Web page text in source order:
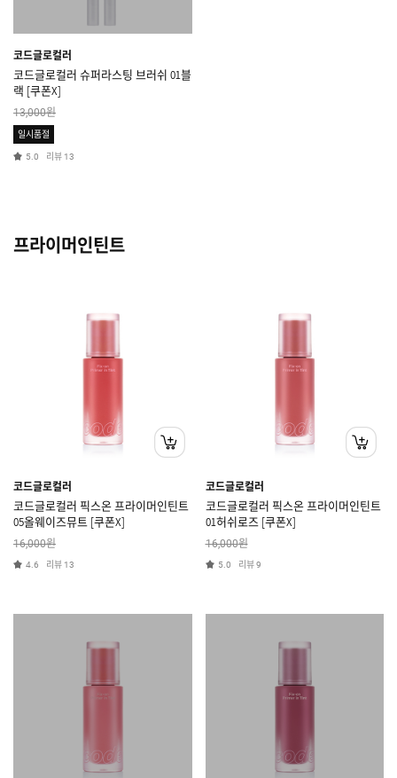
코드글로컬러
코드글로컬러 슈퍼라스팅 브러쉬 01블
랙 [쿠폰X]
13,000원
일시품절
5.0 리뷰 13
프라이머인틴트
코드글로컬러
코드글로컬러 픽스온 프라이머인틴트
05올웨이즈뮤트 [쿠폰X]
16,000원
4.6 리뷰 13
코드글로컬러
코드글로컬러 픽스온 프라이머인틴트
01허쉬로즈 [쿠폰X]
16,000원
5.0 리뷰9